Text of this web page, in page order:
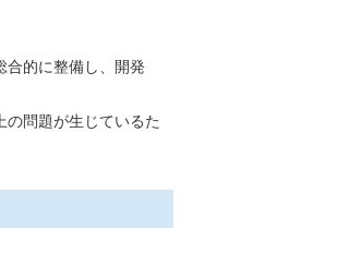
的に整備し、開発
問題が生じているた